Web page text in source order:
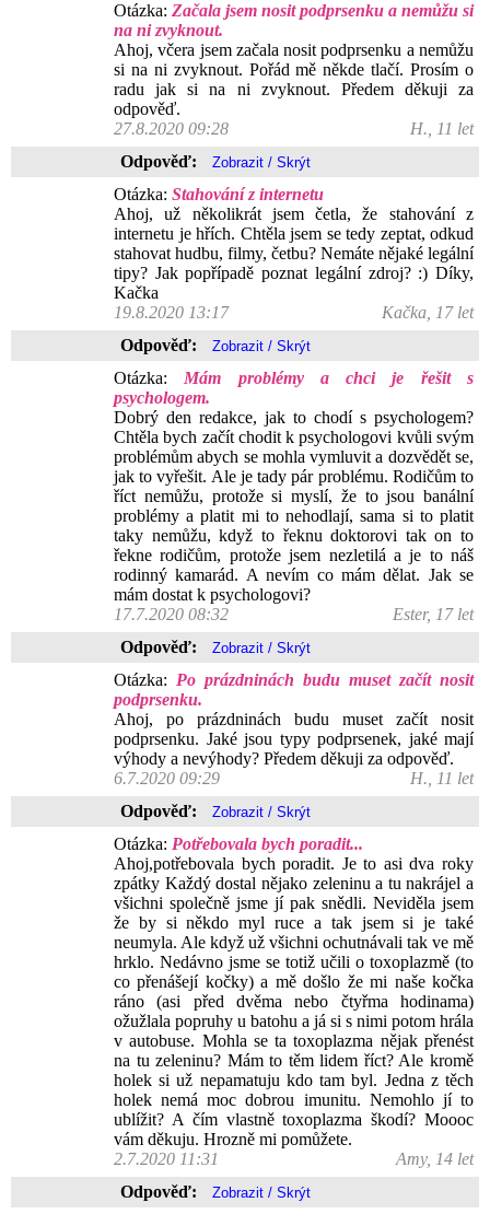
Otázka: Začala jsem nosit podprsenku a nemůžu si
na ni zvyknout.
Ahoj, včera jsem začala nosit podprsenku a nemůžu
si na ni zvyknout. Pořád mě někde tlačí. Prosím o
radu jak si na ni zvyknout. Předem děkuji za
odpověď.
27.8.2020 09:28
H., 11 let
Odpověď:
Otázka: Stahování z internetu
Ahoj, už několikrát jsem četla, že stahování z
internetu je hřích. Chtěla jsem se tedy zeptat, odkud
stahovat hudbu, filmy, četbu? Nemáte nějaké legální
tipy? Jak popřípadě poznat legální zdroj? :) Díky,
Kačka
19.8.2020 13:17
Kačka, 17 let
Odpověď:
Otázka: Mám problémy a chci je řešit s
psychologem.
Dobrý den redakce, jak to chodí s psychologem?
Chtěla bych začít chodit k psychologovi kvůli svým
problémům abych se mohla vymluvit a dozvědět se,
jak to vyřešit. Ale je tady pár problému. Rodičům to
říct nemůžu, protože si myslí, že to jsou banální
problémy a platit mi to nehodlají, sama si to platit
taky nemůžu, když to řeknu doktorovi tak on to
řekne rodičům, protože jsem nezletilá a je to náš
rodinný kamarád. A nevím co mám dělat. Jak se
mám dostat k psychologovi?
17.7.2020 08:32
Ester, 17 let
Odpověď:
Otázka: Po prázdninách budu muset začít nosit
podprsenku.
Ahoj, po prázdninách budu muset začít nosit
podprsenku. Jaké jsou typy podprsenek, jaké mají
výhody a nevýhody? Předem děkuji za odpověď.
6.7.2020 09:29
H., 11 let
Odpověď:
Otázka: Potřebovala bych poradit...
Ahoj,potřebovala bych poradit. Je to asi dva roky
zpátky Každý dostal nějako zeleninu a tu nakrájel a
všichni společně jsme jí pak snědli. Neviděla jsem
že by si někdo myl ruce a tak jsem si je také
neumyla. Ale když už všichni ochutnávali tak ve mě
hrklo. Nedávno jsme se totiž učili o toxoplazmě (to
co přenášejí kočky) a mě došlo že mi naše kočka
ráno (asi před dvěma nebo čtyřma hodinama)
ožužlala popruhy u batohu a já si s nimi potom hrála
v autobuse. Mohla se ta toxoplazma nějak přenést
na tu zeleninu? Mám to těm lidem říct? Ale kromě
holek si už nepamatuju kdo tam byl. Jedna z těch
holek nemá moc dobrou imunitu. Nemohlo jí to
ublížit? A čím vlastně toxoplazma škodí? Moooc
vám děkuju. Hrozně mi pomůžete.
2.7.2020 11:31
Amy, 14 let
Odpověď: